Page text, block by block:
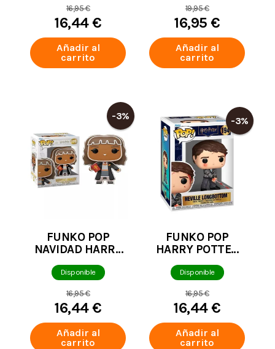
16,95 €
16,44 €
Añadir al
carrito
197
19,95 €
16,95 €
Añadir al
carrito
-3%
FUNKO POP
NAVIDAD HARRY
HERMIONE
GALLETA 176
Disponible
16,95 €
16,44 €
Añadir al
carrito
-3%
FUNKO POP
HARRY POTTER
LONGBOTTOM
DE GRYFFINDOR
194
Disponible
16,95 €
16,44 €
Añadir al
carrito